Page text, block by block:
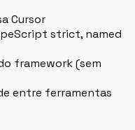
Cursor
strict, named
framework (sem
entre ferramentas